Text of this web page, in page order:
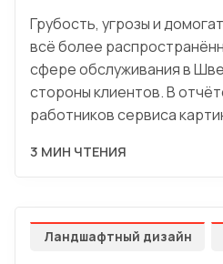
Грубость, угрозы и
всё более
сфере обслуживания в
стороны клиентов. В
работников сервиса
3 МИН ЧТЕНИЯ
Ландшафтный дизайн